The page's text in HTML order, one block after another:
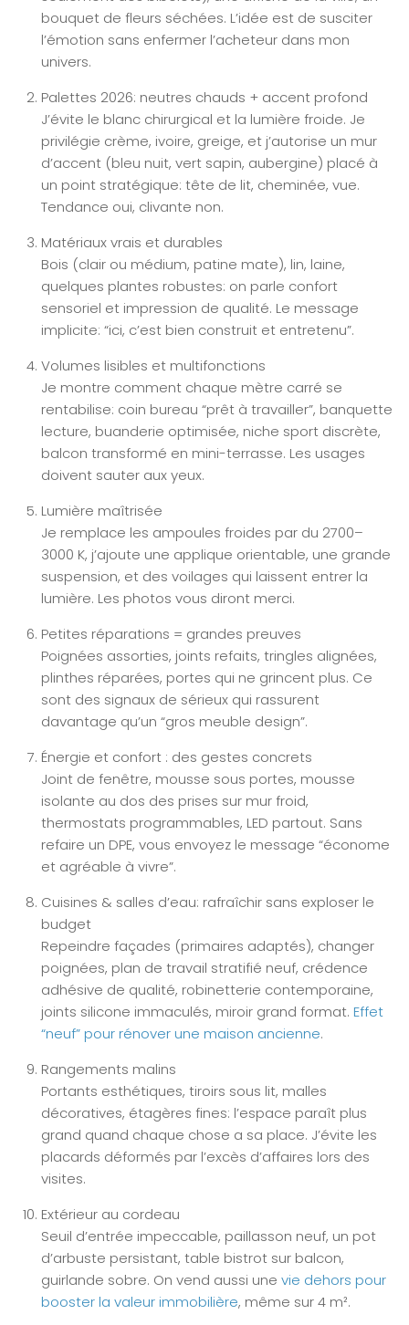
bouquet de fleurs séchées. L’idée est de susciter
l’émotion sans enfermer l’acheteur dans mon
univers.
Palettes 2026: neutres chauds + accent profond
J’évite le blanc chirurgical et la lumière froide. Je
privilégie crème, ivoire, greige, et j’autorise un mur
d’accent (bleu nuit, vert sapin, aubergine) placé à
un point stratégique: tête de lit, cheminée, vue.
Tendance oui, clivante non.
Matériaux vrais et durables
Bois (clair ou médium, patine mate), lin, laine,
quelques plantes robustes: on parle confort
sensoriel et impression de qualité. Le message
implicite: “ici, c’est bien construit et entretenu”.
Volumes lisibles et multifonctions
Je montre comment chaque mètre carré se
rentabilise: coin bureau “prêt à travailler”, banquette
lecture, buanderie optimisée, niche sport discrète,
balcon transformé en mini-terrasse. Les usages
doivent sauter aux yeux.
Lumière maîtrisée
Je remplace les ampoules froides par du 2700–
3000 K, j’ajoute une applique orientable, une grande
suspension, et des voilages qui laissent entrer la
lumière. Les photos vous diront merci.
Petites réparations = grandes preuves
Poignées assorties, joints refaits, tringles alignées,
plinthes réparées, portes qui ne grincent plus. Ce
sont des signaux de sérieux qui rassurent
davantage qu’un “gros meuble design”.
Énergie et confort : des gestes concrets
Joint de fenêtre, mousse sous portes, mousse
isolante au dos des prises sur mur froid,
thermostats programmables, LED partout. Sans
refaire un DPE, vous envoyez le message “économe
et agréable à vivre”.
Cuisines & salles d’eau: rafraîchir sans exploser le
budget
Repeindre façades (primaires adaptés), changer
poignées, plan de travail stratifié neuf, crédence
adhésive de qualité, robinetterie contemporaine,
joints silicone immaculés, miroir grand format. Effet
“neuf” pour rénover une maison ancienne.
Rangements malins
Portants esthétiques, tiroirs sous lit, malles
décoratives, étagères fines: l’espace paraît plus
grand quand chaque chose a sa place. J’évite les
placards déformés par l’excès d’affaires lors des
visites.
Extérieur au cordeau
Seuil d’entrée impeccable, paillasson neuf, un pot
d’arbuste persistant, table bistrot sur balcon,
guirlande sobre. On vend aussi une vie dehors pour
booster la valeur immobilière, même sur 4 m².